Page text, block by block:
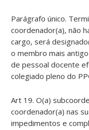
Parágrafo único.
coordenador(a), não
cargo, será
o membro mais
de pessoal docente
colegiado pleno do
Art 19. O(a)
coordenador(a) nas
impedimentos e